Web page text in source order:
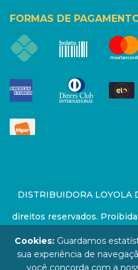
FORMAS DE
DISTRIBUIDORA LOYOLA
direitos reservados.
Preços e estoque sujeito a
67.946.814/0001-94 -
Cookies: Guardamos
sua experiência de
você concorda com a